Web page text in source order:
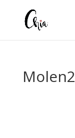
Molen2